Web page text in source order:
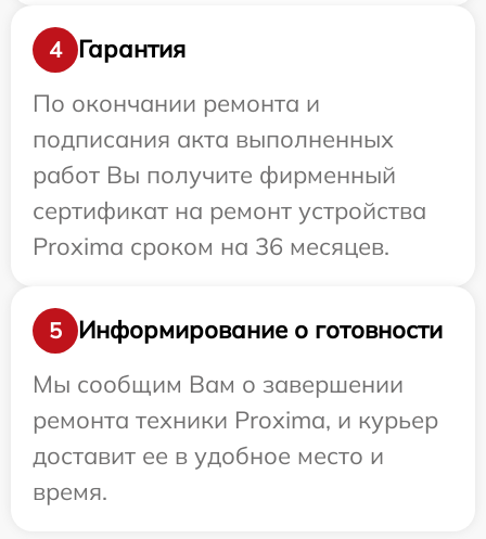
4
Гарантия
По окончании ремонта и
подписания акта выполненных
работ Вы получите фирменный
сертификат на ремонт устройства
Proxima сроком на 36 месяцев.
5
Информирование о готовности
Мы сообщим Вам о завершении
ремонта техники Proxima, и курьер
доставит ее в удобное место и
время.